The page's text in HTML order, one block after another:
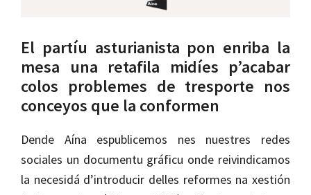
El partíu asturianista pon enriba la
mesa una retafila midíes p’acabar
colos problemes de tresporte nos
conceyos que la conformen
Dende Aína espublicemos nes nuestres redes
sociales un documentu gráficu onde reivindicamos
la necesidá d’introducir delles reformes na xestión